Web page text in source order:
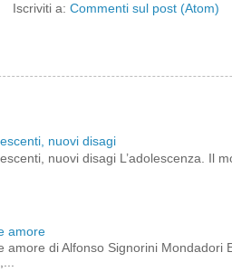
Iscriviti a: Commenti sul post (Atom)
nuovi disagi
nuovi disagi L’adolescenza. Il
amore
amore di Alfonso Signorini